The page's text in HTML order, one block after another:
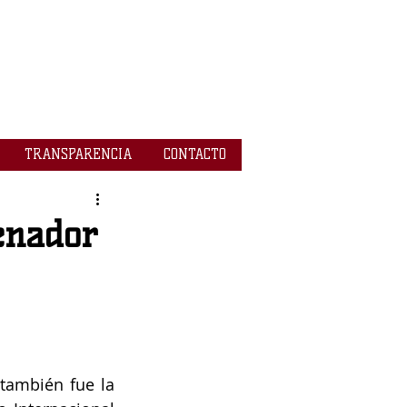
TRANSPARENCIA CONTACTO
fue la